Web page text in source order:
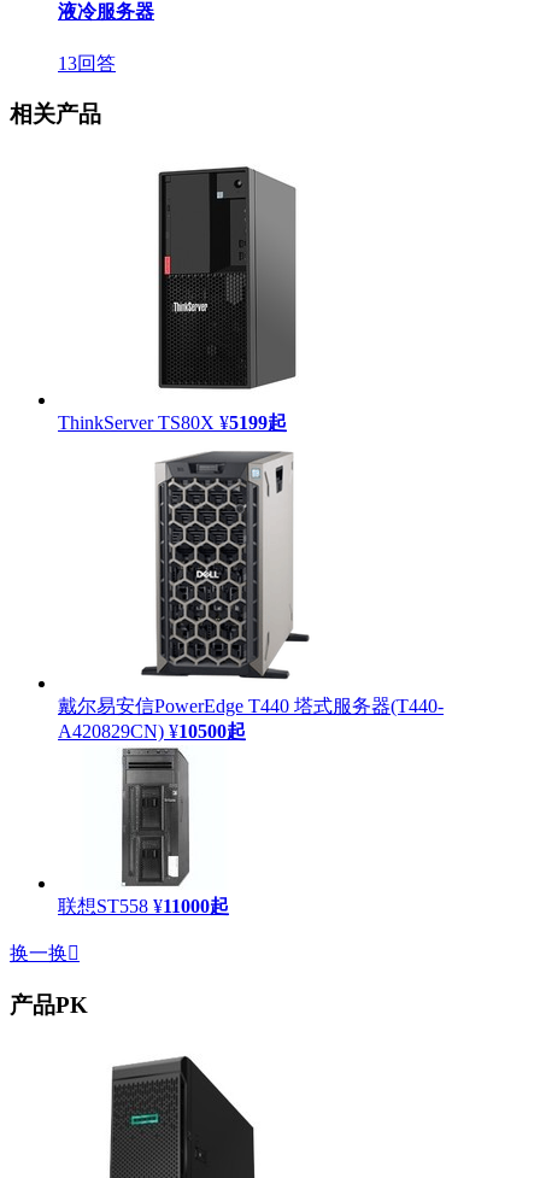
液冷服务器
13回答
相关产品
ThinkServer TS80X ¥5199起
戴尔易安信PowerEdge T440 塔式服务器(T440-
A420829CN) ¥10500起
联想ST558 ¥11000起
换一换
产品PK